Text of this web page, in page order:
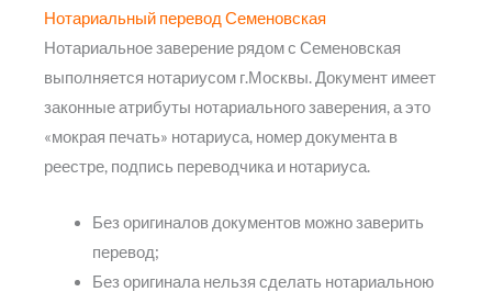
Нотариальный перевод Семеновская
Нотариальное заверение рядом с Семеновская
выполняется нотариусом г.Москвы. Документ имеет
законные атрибуты нотариального заверения, а это
«мокрая печать» нотариуса, номер документа в
реестре, подпись переводчика и нотариуса.
Без оригиналов документов можно заверить
перевод;
Без оригинала нельзя сделать нотариальною